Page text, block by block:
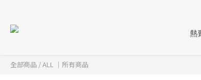
熱
全部商品 /ALL ｜所有商品